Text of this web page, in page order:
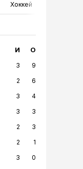
Хоккей
И О
3
9
2
6
3
4
3
3
2
3
2
1
3 0